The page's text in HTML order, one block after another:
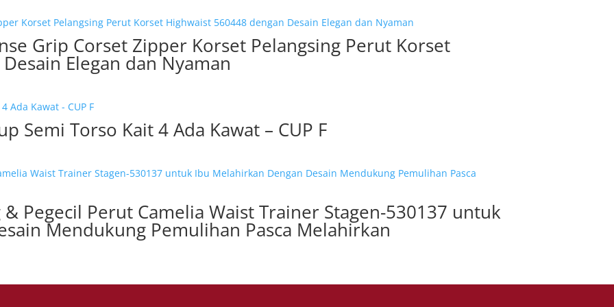
Grip Corset Zipper Korset Pelangsing Perut Korset
Elegan dan Nyaman
Semi Torso Kait 4 Ada Kawat – CUP F
Pegecil Perut Camelia Waist Trainer Stagen-530137 untuk
Mendukung Pemulihan Pasca Melahirkan